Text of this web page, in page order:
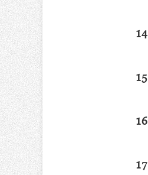
14
15
16
17